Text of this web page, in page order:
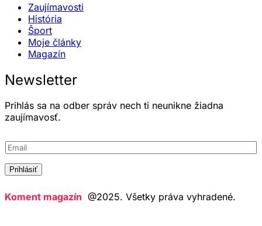
Zaujímavosti
História
Šport
Moje články
Magazín
Newsletter
Prihlás sa na odber správ nech ti neunikne žiadna
zaujímavosť.
E
m
a
i
E
l
Prihlásiť
Koment magazín @2025. Všetky práva vyhradené.